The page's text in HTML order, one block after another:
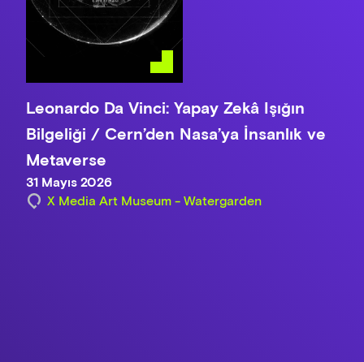
Leonardo Da Vinci: Yapay Zekâ Işığın
Bilgeliği / Cern’den Nasa’ya İnsanlık ve
Metaverse
31 Mayıs 2026
X Media Art Museum - Watergarden